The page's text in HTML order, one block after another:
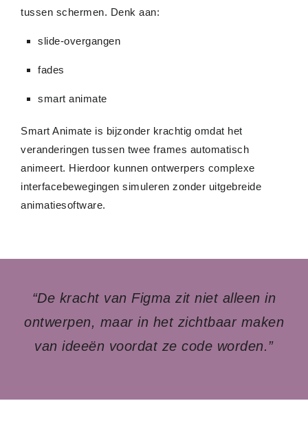
tussen schermen. Denk aan:
slide-overgangen
fades
smart animate
Smart Animate is bijzonder krachtig omdat het
veranderingen tussen twee frames automatisch
animeert. Hierdoor kunnen ontwerpers complexe
interfacebewegingen simuleren zonder uitgebreide
animatiesoftware.
“De kracht van Figma zit niet alleen in
ontwerpen, maar in het zichtbaar maken
van ideeën voordat ze code worden.”